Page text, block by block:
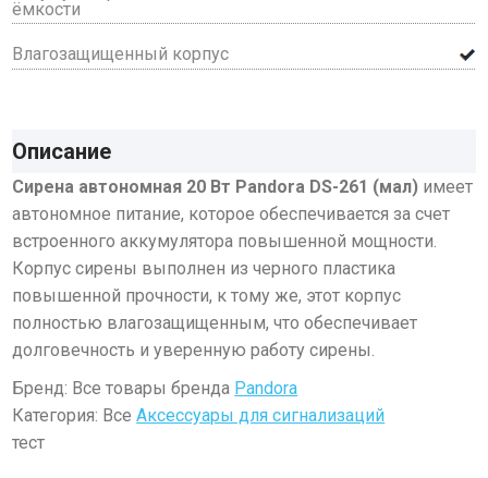
ёмкости
Влагозащищенный корпус
Описание
Сирена автономная 20 Вт Pandora DS-261 (мал) имеет
автономное питание, которое обеспечивается за счет
встроенного аккумулятора повышенной мощности.
Корпус сирены выполнен из черного пластика
повышенной прочности, к тому же, этот корпус
полностью влагозащищенным, что обеспечивает
долговечность и уверенную работу сирены.
Бренд: Все товары бренда Pandora
Категория: ВсеАксессуары для сигнализаций
тест